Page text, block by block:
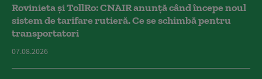
Rovinieta și TollRo: CNAIR anunță când începe noul
sistem de tarifare rutieră. Ce se schimbă pentru
transportatori
07.08.2026